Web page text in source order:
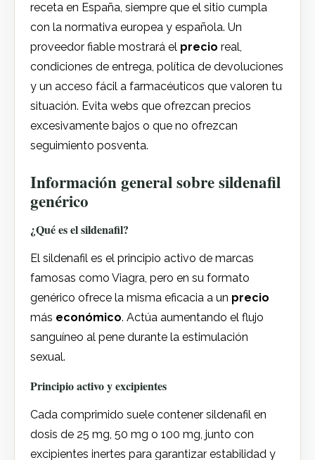
receta en España, siempre que el sitio cumpla
con la normativa europea y española. Un
proveedor fiable mostrará el precio real,
condiciones de entrega, política de devoluciones
y un acceso fácil a farmacéuticos que valoren tu
situación. Evita webs que ofrezcan precios
excesivamente bajos o que no ofrezcan
seguimiento posventa.
Información general sobre sildenafil
genérico
¿Qué es el sildenafil?
El sildenafil es el principio activo de marcas
famosas como Viagra, pero en su formato
genérico ofrece la misma eficacia a un precio
más económico. Actúa aumentando el flujo
sanguíneo al pene durante la estimulación
sexual.
Principio activo y excipientes
Cada comprimido suele contener sildenafil en
dosis de 25 mg, 50 mg o 100 mg, junto con
excipientes inertes para garantizar estabilidad y